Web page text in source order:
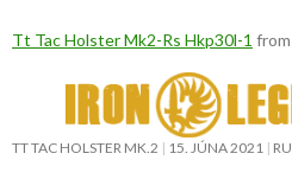
Tt Tac Holster Mk2-Rs Hkp30l-1 from
TT TAC HOLSTER MK.2 15. JÚNA 2021